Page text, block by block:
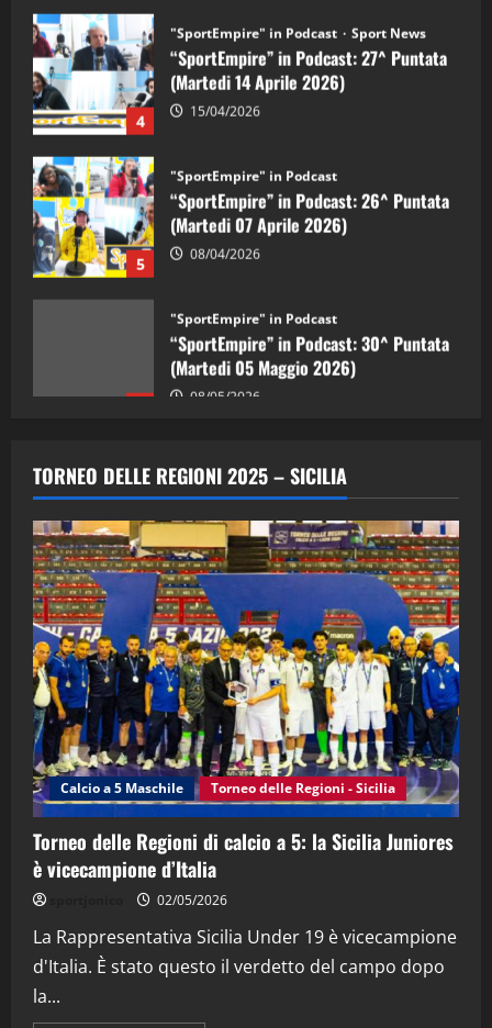
4
“SportEmpire” in Podcast: 27^ Puntata
(Martedi 14 Aprile 2026)
15/04/2026
5
“SportEmpire” in Podcast: 26^ Puntata
(Martedi 07 Aprile 2026)
08/04/2026
“SportEmpire” in Podcast: 30^ Puntata
(Martedi 05 Maggio 2026)
08/05/2026
2
“SportEmpire” in Podcast: 29^ Puntata
(Martedi 28 Aprile 2026)
28/04/2026
3
"SportEmpire" in Podcast
“SportEmpire” in Podcast: 28^ Puntata
(Martedi 21 Aprile 2026)
21/04/2026
4
"SportEmpire" in Podcast Sport News
“SportEmpire” in Podcast: 27^ Puntata
(Martedi 14 Aprile 2026)
15/04/2026
"SportEmpire" in Podcast
“SportEmpire” in Podcast: 26^ Puntata
08/04/2026
TORNEO DELLE REGIONI 2025 – SICILIA
Calcio a 5 Maschile Torneo delle Regioni - Sicilia
Torneo delle Regioni di calcio a 5: la Sicilia Juniores
è vicecampione d’Italia
02/05/2026
La Rappresentativa Sicilia Under 19 è vicecampione
d'Italia. È stato questo il verdetto del campo dopo
la...